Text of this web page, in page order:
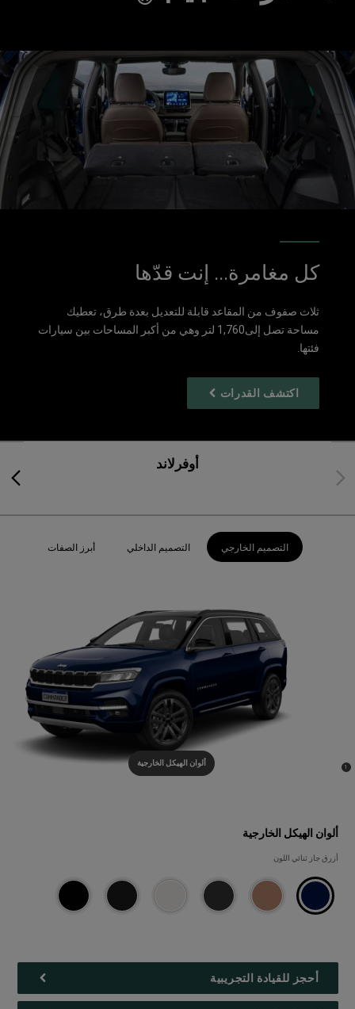
كل مغامرة... إنت قدّها
ثلاث صفوف من المقاعد قابلة للتعديل بعدة طرق، تعطيك
مساحة تصل إلى1,760 لتر وهي من أكبر المساحات بين سيارات
فئتها.
اكتشف القدرات
Previous
أوفرلاند
Next
التصميم الخارجي التصميم الداخلي أبرز الصفات
(
Disclosure
1
)
ألوان الهيكل الخارجية
ألوان
الهيكل
الخارجية
أزرق جاز ثنائي اللون
ألوان الهيكل الخارجية
أحجز للقيادة التجريبية